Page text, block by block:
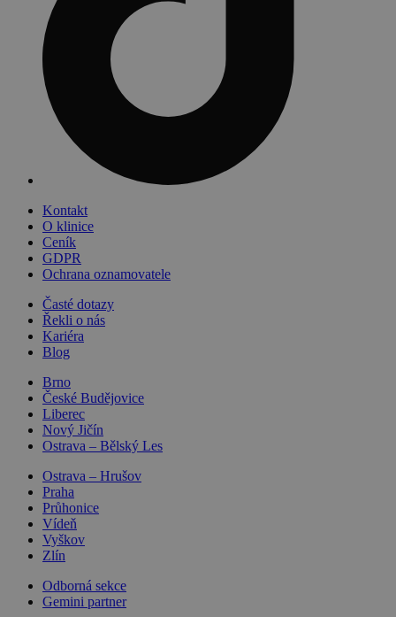
Kontakt
O klinice
Ceník
GDPR
Ochrana oznamovatele
Časté dotazy
Řekli o nás
Kariéra
Blog
Brno
České Budějovice
Liberec
Nový Jičín
Ostrava – Bělský Les
Ostrava – Hrušov
Praha
Průhonice
Vídeň
Vyškov
Zlín
Odborná sekce
Gemini partner